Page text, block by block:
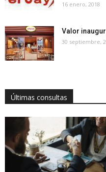
16 enero, 2018
Valor
30 septiembre,
Últimas consultas